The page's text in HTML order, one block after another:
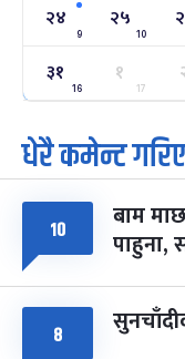
सोम फाल्गुन २४,
२५
मंगल
ग्याल्पो ल्होसार
फाल्गुन २५, २०८३
७
आइत
पूर्णिमा व्रत
चैत्र ७, २०८३-
८ फागुपूर्णिमा
चैत्र ८, २०८३-
२४
9
२५
10
३१
16
१
17
धेरै कमेन्ट
१० बाम
पाहुना,
८